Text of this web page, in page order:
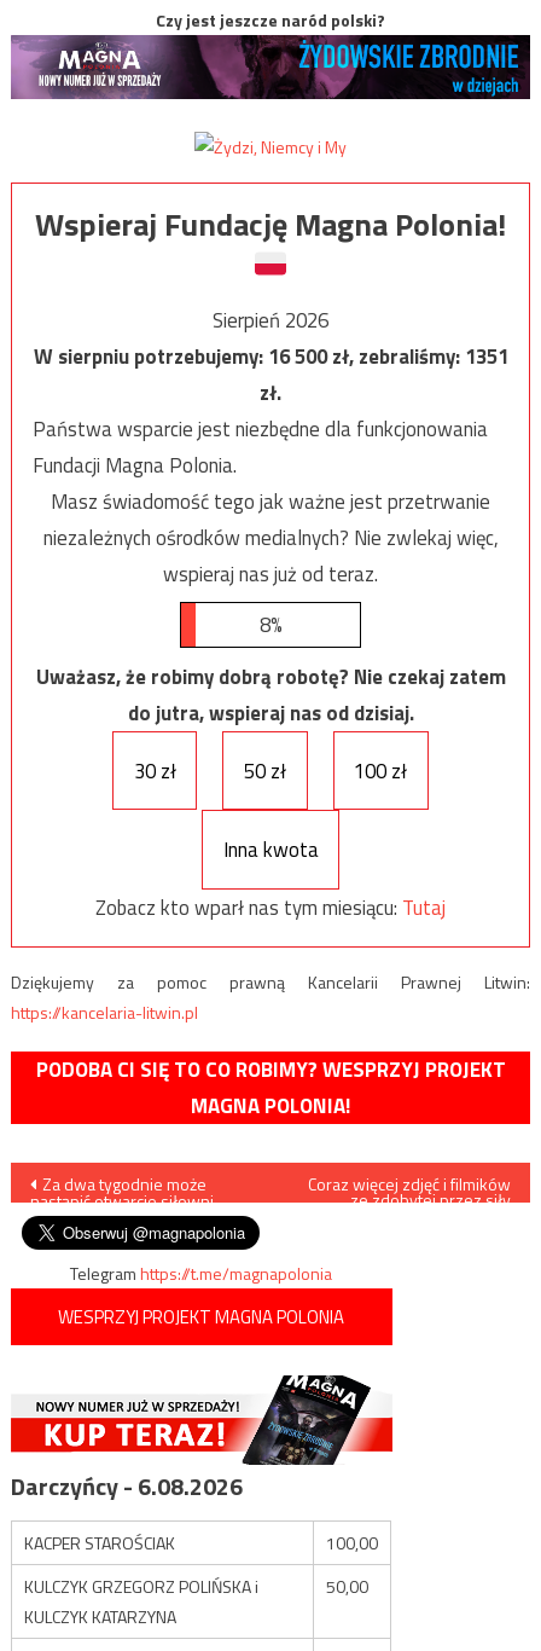
Czy jest jeszcze naród polski?
Wspieraj Fundację Magna Polonia!
Sierpień 2026
W sierpniu potrzebujemy:16 500zł, zebraliśmy:1351
zł.
Państwa wsparcie jest niezbędne dla funkcjonowania
Fundacji Magna Polonia.
Masz świadomość tego jak ważne jest przetrwanie
niezależnych ośrodków medialnych? Nie zwlekaj więc,
wspieraj nas już od teraz.
8%
Uważasz, że robimy dobrą robotę? Nie czekaj zatem
do jutra, wspieraj nas od dzisiaj.
30 zł
50 zł 100 zł
Inna kwota
Zobacz kto wparł nas tym miesiącu: Tutaj
Dziękujemy za pomoc prawną Kancelarii Prawnej Litwin:
https://kancelaria-litwin.pl
PODOBA CI SIĘ TO CO ROBIMY? WESPRZYJ PROJEKT
MAGNA POLONIA!
Nawigacja
wpisu
Za dwa tygodnie może
nastąpić otwarcie siłowni
Coraz więcej zdjęć i filmików
ze zdobytej przez siły
Telegramhttps://t.me/magnapolonia
WESPRZYJ PROJEKT MAGNA POLONIA
Darczyńcy - 6.08.2026
KACPER STAROŚCIAK
100,00
KULCZYK GRZEGORZ POLIŃSKA i
KULCZYK KATARZYNA
50,00